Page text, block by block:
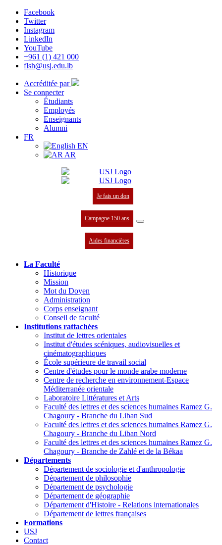
Facebook
Twitter
Instagram
LinkedIn
YouTube
+961 (1) 421 000
flsh@usj.edu.lb
Accréditée par
Se connecter
Étudiants
Employés
Enseignants
Alumni
FR
EN
AR
Je fais un don
Campagne 150 ans
Aides financières
La Faculté
Historique
Mission
Mot du Doyen
Administration
Corps enseignant
Conseil de faculté
Institutions rattachées
Institut de lettres orientales
Institut d'études scéniques, audiovisuelles et
cinématographiques
École supérieure de travail social
Centre d'études pour le monde arabe moderne
Centre de recherche en environnement-Espace
Méditerranée orientale
Laboratoire Littératures et Arts
Faculté des lettres et des sciences humaines Ramez G.
Chagoury - Branche du Liban Sud
Faculté des lettres et des sciences humaines Ramez G.
Chagoury - Branche du Liban Nord
Faculté des lettres et des sciences humaines Ramez G.
Chagoury - Branche de Zahlé et de la Békaa
Départements
Département de sociologie et d'anthropologie
Département de philosophie
Département de psychologie
Département de géographie
Département d'Histoire - Relations internationales
Département de lettres françaises
Formations
USJ
Contact